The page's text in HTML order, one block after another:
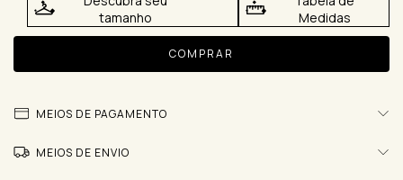
tamanho
Medidas
MEIOS DE PAGAMENTO
MEIOS DE ENVIO